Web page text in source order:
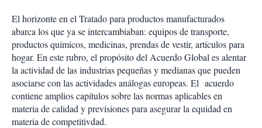
El horizonte en el Tratado para productos manufacturados
abarca los que ya se intercambiaban: equipos de transporte,
productos químicos, medicinas, prendas de vestir, artículos para
hogar. En este rubro, el propósito del Acuerdo Global es alentar
la actividad de las industrias pequeñas y medianas que pueden
asociarse con las actividades análogas europeas. El acuerdo
contiene amplios capítulos sobre las normas aplicables en
materia de calidad y previsiones para asegurar la equidad en
materia de competitivdad.